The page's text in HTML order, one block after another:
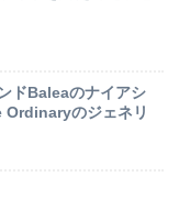
ドBaleaのナイアシ
Ordinaryのジェネリ